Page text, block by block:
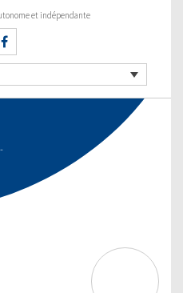
et indépendante